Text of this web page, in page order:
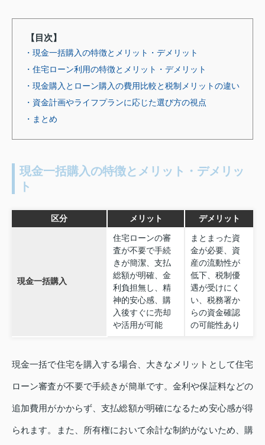
【目次】
・現金一括購入の特徴とメリット・デメリット
・住宅ローン利用の特徴とメリット・デメリット
・現金購入とローン購入の費用比較と税制メリットの違い
・資金計画やライフプランに応じた選び方の視点
・まとめ
現金一括購入の特徴とメリット・デメリッ
ト
区分 メリット デメリット
現金一括購入
住宅ローンの審
査が不要で手続
きが簡潔、支払
総額が明確、金
利負担無し、精
神的安心感、購
入後すぐに売却
や活用が可能
まとまった資
金が必要、資
産の流動性が
低下、税制優
遇が受けにく
い、税務署か
らの資金確認
の可能性あり
現金一括で住宅を購入する場合、大きなメリットとして住宅
ローン審査が不要で手続きが簡単です。金利や保証料などの
追加費用がかからず、支払総額が明確になるため安心感が得
られます。また、所有権において余計な制約がないため、購